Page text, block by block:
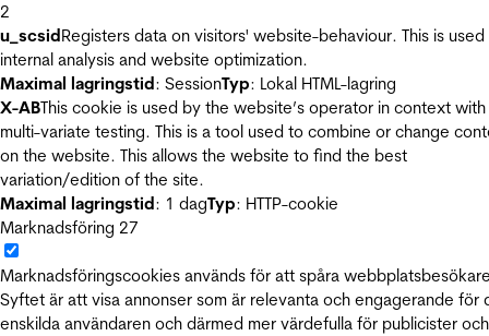
2
u_scsidRegisters data on visitors' website-behaviour. This is
internal analysis and website optimization.
Maximal lagringstid: SessionTyp: Lokal HTML-lagring
X-ABThis cookie is used by the website’s operator in context with
multi-variate testing. This is a tool used to combine or change
on the website. This allows the website to find the best
variation/edition of the site.
Maximal lagringstid: 1 dagTyp: HTTP-cookie
Marknadsföring 27
Marknadsföringscookies används för att spåra
Syftet är att visa annonser som är relevanta och engagerande för
enskilda användaren och därmed mer värdefulla för publicister och